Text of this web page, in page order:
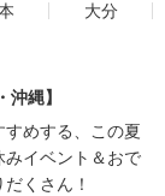
大分
縄】
めする、この夏
みイベント＆おで
くさん！